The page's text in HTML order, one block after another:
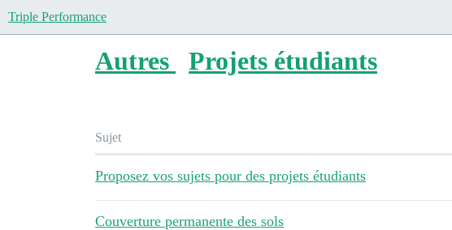
Triple Performance
Autres Projets étudiants
Sujet
Proposez vos sujets pour des projets étudiants
Couverture permanente des sols